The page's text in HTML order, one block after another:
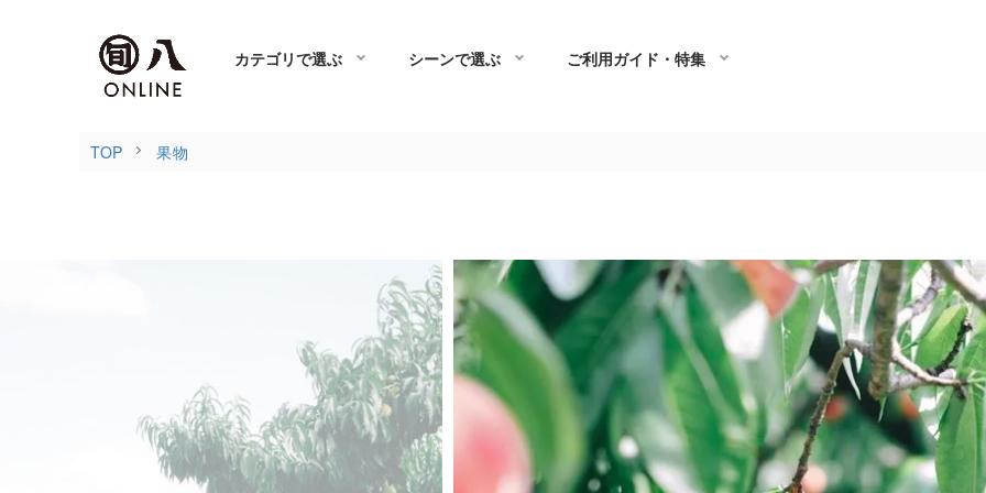
カテゴリで選ぶ シーンで選ぶ ご利用ガイド・特集
TOP 果物